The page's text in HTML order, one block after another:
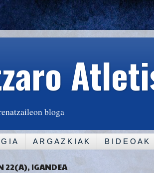
bloga
I A A R G A Z K I A K B I D E O A K
22(A), IGANDEA